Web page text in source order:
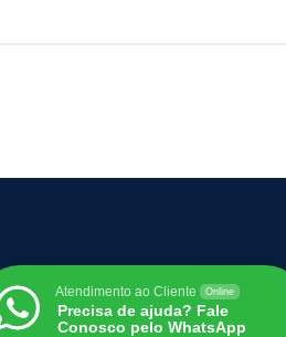
Atendimento ao Cliente Online
Precisa de ajuda? Fale
Conosco pelo WhatsApp